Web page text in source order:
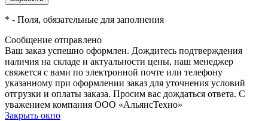
* - Поля, обязательные для заполнения
Сообщение отправлено
Ваш заказ успешно оформлен. Дождитесь подтверждения
наличия на складе и актуальности цены, наш менеджер
свяжется с вами по электронной почте или телефону
указанному при оформлении заказ для уточнения условий
отгрузки и оплаты заказа. Просим вас дождаться ответа. С
уважением компания ООО «АльянсТехно»
Закрыть окно